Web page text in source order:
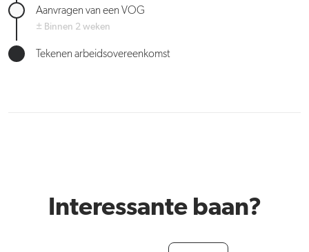
Aanvragen van een VOG
± Binnen 2 weken
Tekenen arbeidsovereenkomst
Interessante baan?